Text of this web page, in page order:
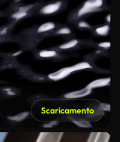
Scaricamento